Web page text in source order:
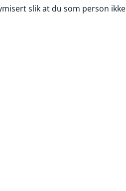
slik at du som person ikke